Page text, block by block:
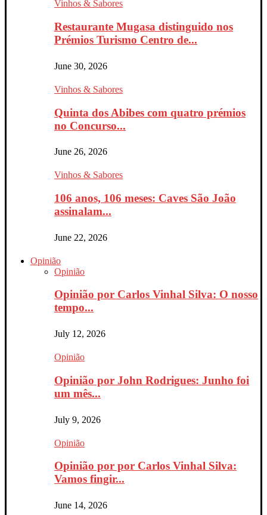
Vinhos & Sabores
Restaurante Mugasa distinguido nos
Prémios Turismo Centro de...
June 30, 2026
Vinhos & Sabores
Quinta dos Abibes com quatro prémios
no Concurso...
June 26, 2026
Vinhos & Sabores
106 anos, 106 meses: Caves São João
assinalam...
June 22, 2026
Opinião
Opinião
Opinião por Carlos Vinhal Silva: O nosso
tempo...
July 12, 2026
Opinião
Opinião por John Rodrigues: Junho foi
um mês...
July 9, 2026
Opinião
Opinião por por Carlos Vinhal Silva:
Vamos fingir...
June 14, 2026